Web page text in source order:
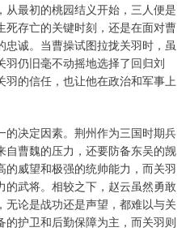
最初的桃园结义开始，三人便是
存亡的关键时刻，还是在面对曹
诚。当曹操试图拉拢关羽时，虽
仍旧毫不动摇地选择了回归刘
的信任，也让他在政治和军事上
决定因素。荆州作为三国时期兵
曹魏的压力，还要防备东吴的觊
威望和极强的统帅能力，而关羽
武将。相较之下，赵云虽然勇敢
无论是战功还是声望，都难以与关
护卫和后勤保障为主，而关羽则